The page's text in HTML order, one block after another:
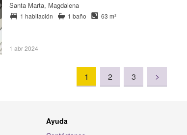
Santa Marta, Magdalena
1 habitación 1 baño 63 m²
1 abr 2024
1 2 3 >
Ayuda